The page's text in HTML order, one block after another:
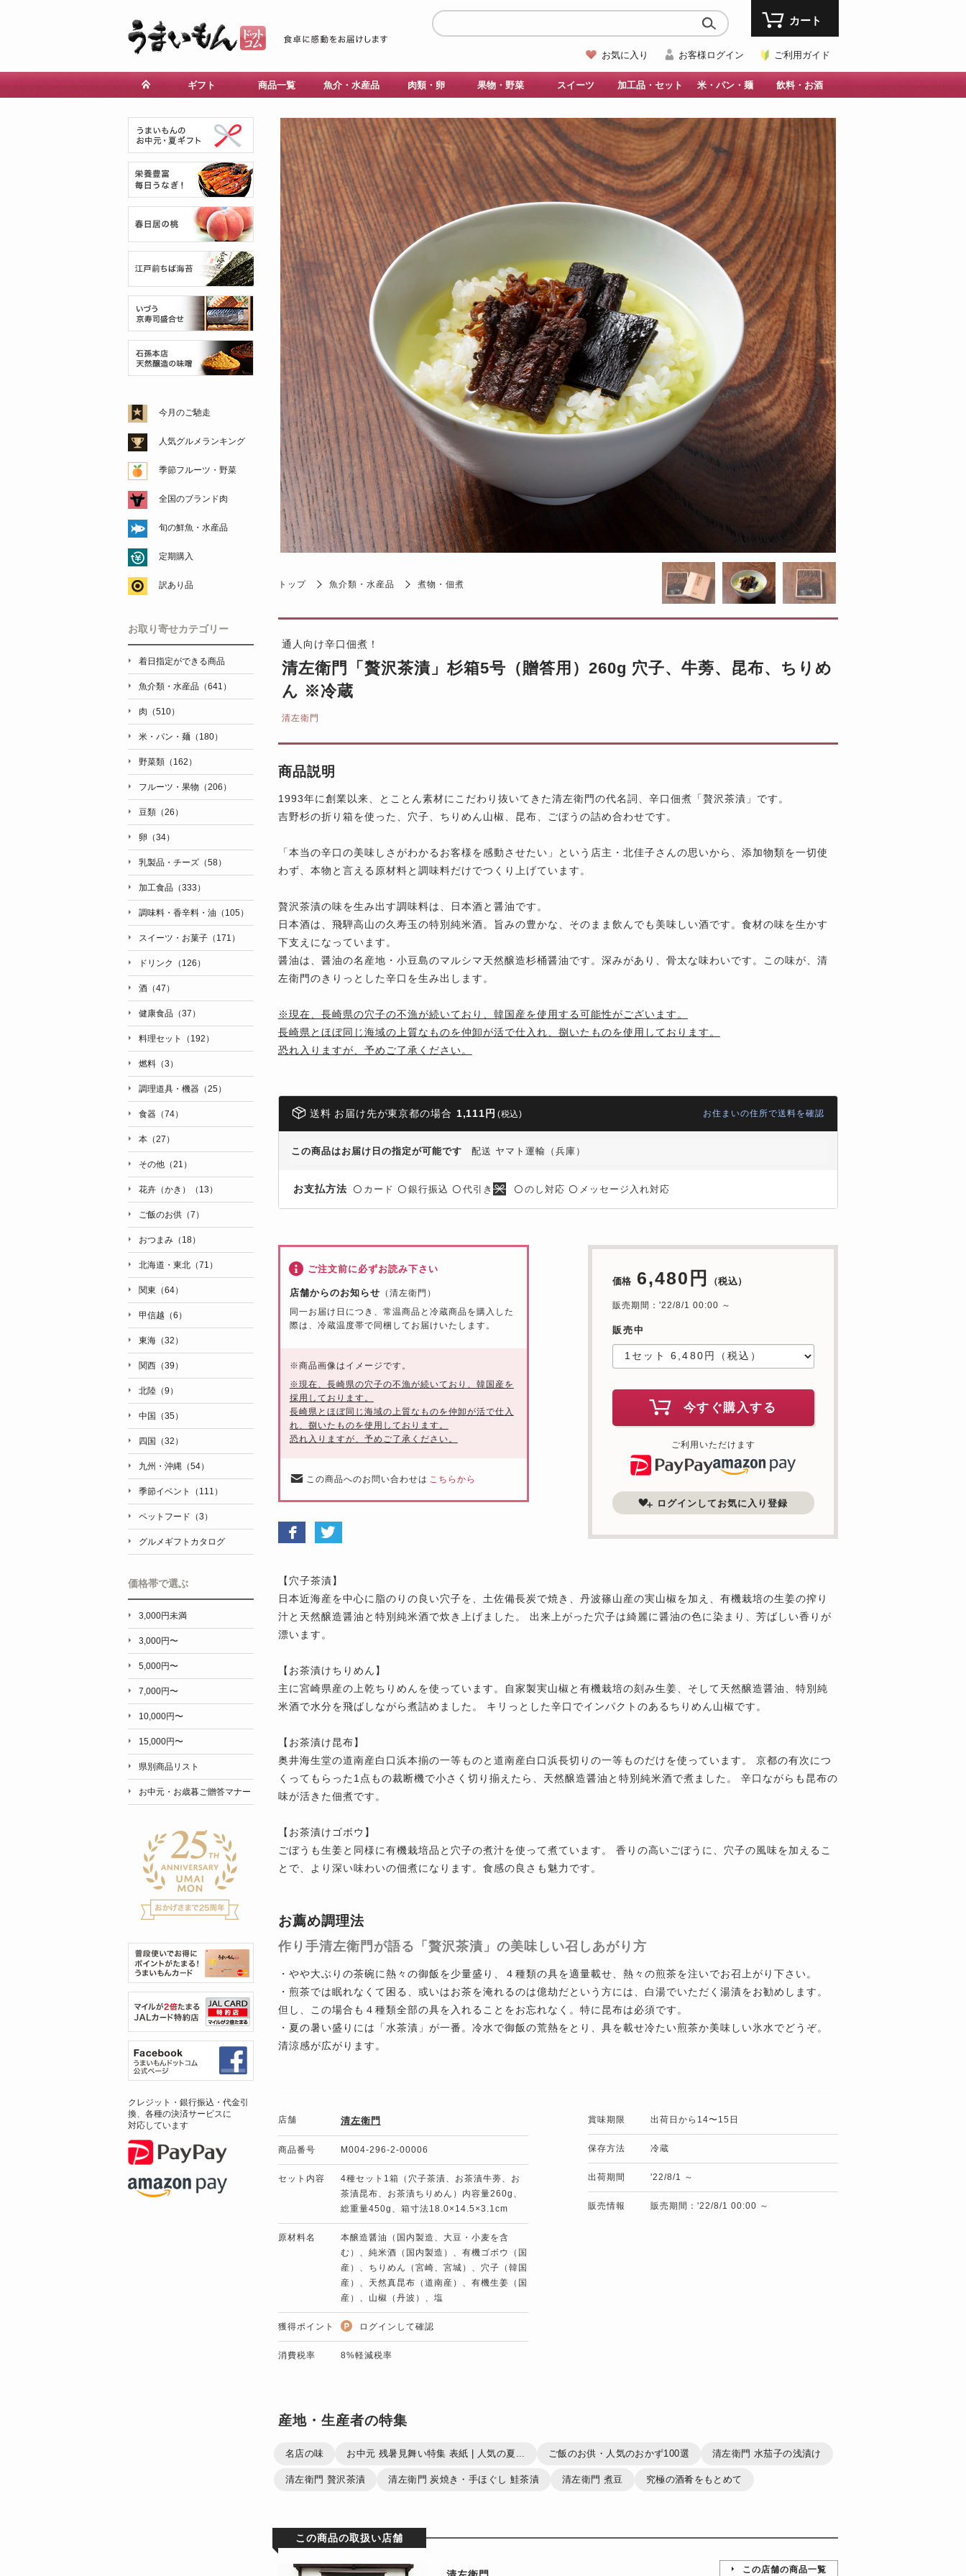
お気に入り お客様ログイン ご利用ガイド
カート
ギフト 商品一覧 魚介・水産品 肉類・卵 果物・野菜 スイーツ 加工品・セット 米・パン・麺 飲料・お酒
トップ 魚介類・水産品 煮物・佃煮
通人向け辛口佃煮！
清左衛門「贅沢茶漬」杉箱5号（贈答用）260g 穴子、牛蒡、昆布、ちりめ
ん ※冷蔵
清左衛門
商品説明
1993年に創業以来、とことん素材にこだわり抜いてきた清左衛門の代名詞、辛口佃煮「贅沢茶漬」です。
吉野杉の折り箱を使った、穴子、ちりめん山椒、昆布、ごぼうの詰め合わせです。
「本当の辛口の美味しさがわかるお客様を感動させたい」という店主・北佳子さんの思いから、添加物類を一切使
わず、本物と言える原材料と調味料だけでつくり上げています。
贅沢茶漬の味を生み出す調味料は、日本酒と醤油です。
日本酒は、飛騨高山の久寿玉の特別純米酒。旨みの豊かな、そのまま飲んでも美味しい酒です。食材の味を生かす
下支えになっています。
醤油は、醤油の名産地・小豆島のマルシマ天然醸造杉桶醤油です。深みがあり、骨太な味わいです。この味が、清
左衛門のきりっとした辛口を生み出します。
※現在、長崎県の穴子の不漁が続いており、韓国産を使用する可能性がございます。
長崎県とほぼ同じ海域の上質なものを仲卸が活で仕入れ、捌いたものを使用しております。
恐れ入りますが、予めご了承ください。
送料 お届け先が東京都の場合 1,111円 (税込) お住まいの住所で送料を確認
この商品はお届け日の指定が可能です 配送 ヤマト運輸（兵庫）
お支払方法 〇 カード 〇 銀行振込 〇 代引き 〇 のし対応 〇 メッセージ入れ対応
価格 6,480円 （税込）
販売期間：'22/8/1 00:00 ～
販売中
今すぐ購入する
ご利用いただけます
ログインしてお気に入り登録
ご注文前に必ずお読み下さい
店舗からのお知らせ （清左衛門）
同一お届け日につき、常温商品と冷蔵商品を購入した
際は、冷蔵温度帯で同梱してお届けいたします。
※商品画像はイメージです。
※現在、長崎県の穴子の不漁が続いており、韓国産を
採用しております。
長崎県とほぼ同じ海域の上質なものを仲卸が活で仕入
れ、捌いたものを使用しております。
恐れ入りますが、予めご了承ください。
この商品へのお問い合わせは こちらから
【穴子茶漬】
日本近海産を中心に脂のりの良い穴子を、土佐備長炭で焼き、丹波篠山産の実山椒を加え、有機栽培の生姜の搾り
汁と天然醸造醤油と特別純米酒で炊き上げました。 出来上がった穴子は綺麗に醤油の色に染まり、芳ばしい香りが
漂います。
【お茶漬けちりめん】
主に宮崎県産の上乾ちりめんを使っています。自家製実山椒と有機栽培の刻み生姜、そして天然醸造醤油、特別純
米酒で水分を飛ばしながら煮詰めました。 キリっとした辛口でインパクトのあるちりめん山椒です。
【お茶漬け昆布】
奥井海生堂の道南産白口浜本揃の一等ものと道南産白口浜長切りの一等ものだけを使っています。 京都の有次につ
くってもらった1点もの裁断機で小さく切り揃えたら、天然醸造醤油と特別純米酒で煮ました。 辛口ながらも昆布の
味が活きた佃煮です。
【お茶漬けゴボウ】
ごぼうも生姜と同様に有機栽培品と穴子の煮汁を使って煮ています。 香りの高いごぼうに、穴子の風味を加えるこ
とで、より深い味わいの佃煮になります。食感の良さも魅力です。
お薦め調理法
作り手清左衛門が語る「贅沢茶漬」の美味しい召しあがり方
・やや大ぶりの茶碗に熱々の御飯を少量盛り、４種類の具を適量載せ、熱々の煎茶を注いでお召上がり下さい。
・煎茶では眠れなくて困る、或いはお茶を淹れるのは億劫だという方には、白湯でいただく湯漬をお勧めします。
但し、この場合も４種類全部の具を入れることをお忘れなく。特に昆布は必須です。
・夏の暑い盛りには「水茶漬」が一番。冷水で御飯の荒熱をとり、具を載せ冷たい煎茶か美味しい氷水でどうぞ。
清涼感が広がります。
店舗 清左衛門
商品番号 M004-296-2-00006
セット内容
4種セット1箱（穴子茶漬、お茶漬牛蒡、お
茶漬昆布、お茶漬ちりめん）内容量260g、
総重量450g、箱寸法18.0×14.5×3.1cm
原材料名
本醸造醤油（国内製造、大豆・小麦を含
む）、純米酒（国内製造）、有機ゴボウ（国
産）、ちりめん（宮崎、宮城）、穴子（韓国
産）、天然真昆布（道南産）、有機生姜（国
産）、山椒（丹波）、塩
獲得ポイント ログインして確認
消費税率 8%軽減税率
賞味期限 出荷日から14〜15日
保存方法 冷蔵
出荷期間 '22/8/1 ～
販売情報 販売期間：'22/8/1 00:00 ～
産地・生産者の特集
名店の味 お中元 残暑見舞い特集 表紙 | 人気の夏... ご飯のお供・人気のおかず100選 清左衛門 水茄子の浅漬け
清左衛門 贅沢茶漬 清左衛門 炭焼き・手ほぐし 鮭茶漬 清左衛門 煮豆 究極の酒肴をもとめて
この商品の取扱い店舗
この店舗の商品一覧
今月のご馳走
人気グルメランキング
季節フルーツ・野菜
全国のブランド肉
旬の鮮魚・水産品
定期購入
訳あり品
お取り寄せカテゴリー
着日指定ができる商品
魚介類・水産品（641）
肉（510）
米・パン・麺（180）
野菜類（162）
フルーツ・果物（206）
豆類（26）
卵（34）
乳製品・チーズ（58）
加工食品（333）
調味料・香辛料・油（105）
スイーツ・お菓子（171）
ドリンク（126）
酒（47）
健康食品（37）
料理セット（192）
燃料（3）
調理道具・機器（25）
食器（74）
本（27）
その他（21）
花卉（かき）（13）
ご飯のお供（7）
おつまみ（18）
北海道・東北（71）
関東（64）
甲信越（6）
東海（32）
関西（39）
北陸（9）
中国（35）
四国（32）
九州・沖縄（54）
季節イベント（111）
ペットフード（3）
グルメギフトカタログ
価格帯で選ぶ
3,000円未満
3,000円〜
5,000円〜
7,000円〜
10,000円〜
15,000円〜
県別商品リスト
お中元・お歳暮ご贈答マナー
クレジット・銀行振込・代金引
換、各種の決済サービスに
対応しています